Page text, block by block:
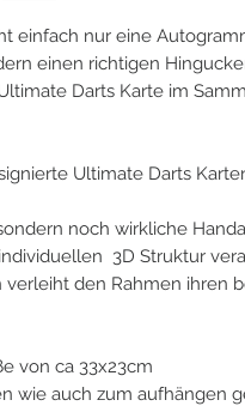
einfach nur eine
einen richtigen
Darts Karte im
Ultimate Darts
noch wirkliche
3D Struktur
verleiht den Rahmen ihren
von ca 33x23cm
wie auch zum aufhängen